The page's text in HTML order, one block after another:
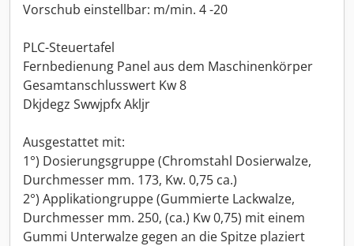
Vorschub einstellbar: m/min. 4 -20
PLC-Steuertafel
Fernbedienung Panel aus dem Maschinenkörper
Gesamtanschlusswert Kw 8
Dkjdegz Swwjpfx Akljr
Ausgestattet mit:
1°) Dosierungsgruppe (Chromstahl Dosierwalze,
Durchmesser mm. 173, Kw. 0,75 ca.)
2°) Applikationgruppe (Gummierte Lackwalze,
Durchmesser mm. 250, (ca.) Kw 0,75) mit einem
Gummi Unterwalze gegen an die Spitze plaziert